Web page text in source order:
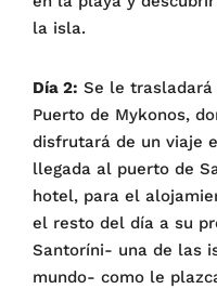
la isla.
Día 2: Se le
Puerto de Mykonos,
disfrutará de un viaje
llegada al puerto de
hotel, para el
el resto del día a su
Santoríni- una de las
mundo- como le